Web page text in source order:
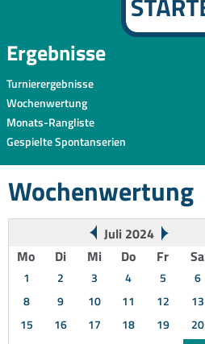
Ergebnisse
Turnierergebnisse
Wochenwertung
Monats-Rangliste
Gespielte Spontanserien
Wochenwertung
Juli 2024
Mo
Di Mi Do Fr Sa
1 2 3 4 5 6
8
9 10 11 12 13
15
16 17 18 19 20